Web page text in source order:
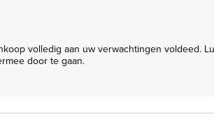
door te gaan.